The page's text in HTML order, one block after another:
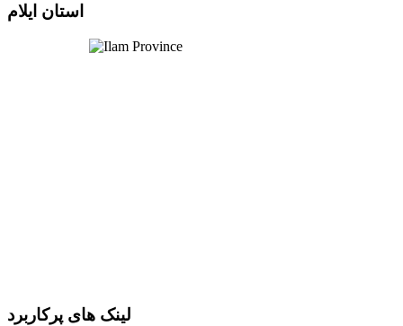
استان ایلام
لینک های پرکاربرد